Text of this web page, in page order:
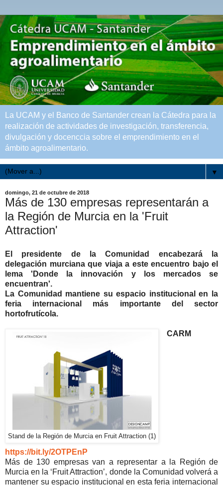
La UCAM y el Banco de Santander crean la Cátedra para la
realización de actividades de investigación, transferencia,
divulgación y docenccia sobre el emprendimiento en el
ámbito agroalimentario.
▼
domingo, 21 de octubre de 2018
Más de 130 empresas representarán a
la Región de Murcia en la 'Fruit
Attraction'
El presidente de la Comunidad encabezará la
delegación murciana que viaja a este encuentro bajo el
lema 'Donde la innovación y los mercados se
encuentran'.
La Comunidad mantiene su espacio institucional en la
feria internacional más importante del sector
hortofrutícola.
Stand de la Región de Murcia en Fruit Attraction (1)
CARM
https://bit.ly/2OTPEnP
Más de 130 empresas van a representar a la Región de
Murcia en la ‘Fruit Attraction’, donde la Comunidad volverá a
mantener su espacio institucional en esta feria internacional